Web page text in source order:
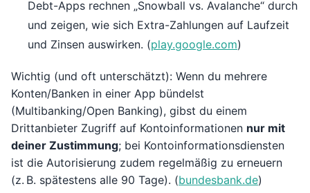
Debt-Apps rechnen „Snowball vs. Avalanche“ durch
und zeigen, wie sich Extra-Zahlungen auf Laufzeit
und Zinsen auswirken. (play.google.com)
Wichtig (und oft unterschätzt): Wenn du mehrere
Konten/Banken in einer App bündelst
(Multibanking/Open Banking), gibst du einem
Drittanbieter Zugriff auf Kontoinformationen nur mit
deiner Zustimmung; bei Kontoinformationsdiensten
ist die Autorisierung zudem regelmäßig zu erneuern
(z. B. spätestens alle 90 Tage). (bundesbank.de)